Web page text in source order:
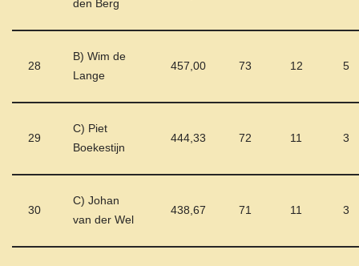
den Berg
28
B) Wim de
Lange
457,00 73 12 5
29
C) Piet
Boekestijn
444,33 72 11 3
30
C) Johan
van der Wel
438,67 71 11 3